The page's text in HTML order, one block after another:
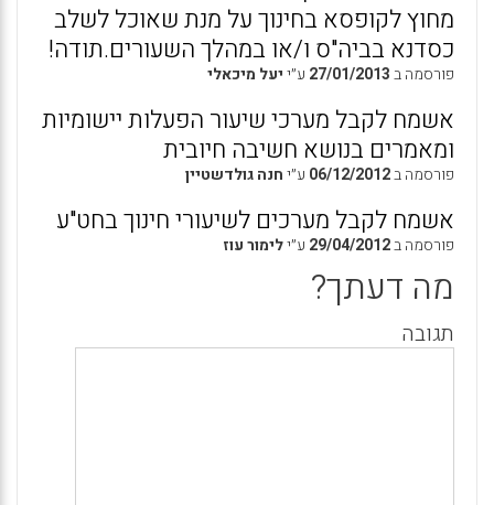
מחוץ לקופסא בחינוך על מנת שאוכל לשלב
כסדנא בביה"ס ו/או במהלך השעורים.תודה!
פורסמה ב27/01/2013 ע״ייעל מיכאלי
אשמח לקבל מערכי שיעור הפעלות יישומיות
ומאמרים בנושא חשיבה חיובית
פורסמה ב06/12/2012 ע״יחנה גולדשטיין
אשמח לקבל מערכים לשיעורי חינוך בחט"ע
פורסמה ב29/04/2012 ע״ילימור עוז
מה דעתך?
תגובה